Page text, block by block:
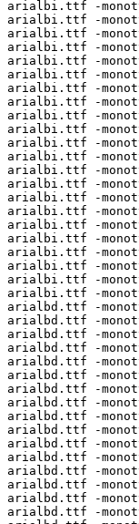
arialbi.ttf -
arialbi.ttf -
arialbi.ttf -
arialbi.ttf -
arialbi.ttf -
arialbi.ttf -
arialbi.ttf -
arialbi.ttf -
arialbi.ttf -
arialbi.ttf -
arialbi.ttf -
arialbi.ttf -
arialbi.ttf -
arialbi.ttf -
arialbi.ttf -
arialbi.ttf -
arialbi.ttf -
arialbi.ttf -
arialbi.ttf -
arialbi.ttf -
arialbi.ttf -
arialbi.ttf -
arialbd.ttf -
arialbd.ttf -
arialbd.ttf -
arialbd.ttf -
arialbd.ttf -
arialbd.ttf -
arialbd.ttf -
arialbd.ttf -
arialbd.ttf -
arialbd.ttf -
arialbd.ttf -
arialbd.ttf -
arialbd.ttf -
arialbd.ttf -
arialbd.ttf -
arialbd.ttf -